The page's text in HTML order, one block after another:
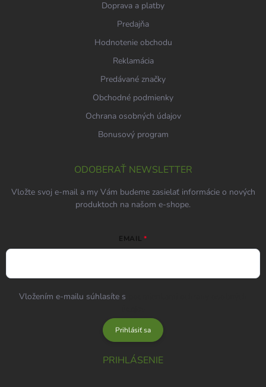
Doprava a platby
Predajňa
Hodnotenie obchodu
Reklamácia
Predávané značky
Obchodné podmienky
Ochrana osobných údajov
Bonusový program
ODOBERAŤ NEWSLETTER
Vložte svoj e-mail a my Vám budeme zasielať informácie o nových
produktoch na našom e-shope.
EMAIL
Vložením e-mailu súhlasíte s
Prihlásiť sa
PRIHLÁSENIE